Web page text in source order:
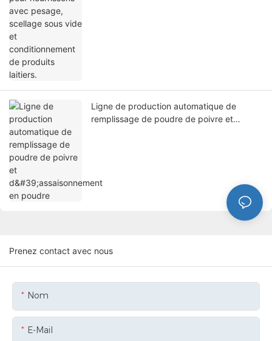
Ligne de production automatique de
remplissage de poudre de poivre et
Prenez contact avec nous
Nom
E-Mail